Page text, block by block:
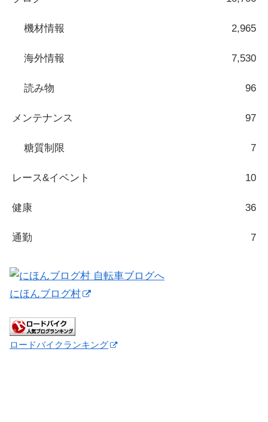
機材情報 2,965
海外情報 7,530
読み物 96
メンテナンス 97
糖質制限 7
レース&イベント 10
健康 36
通勤 7
にほんブログ村
ロードバイクランキング